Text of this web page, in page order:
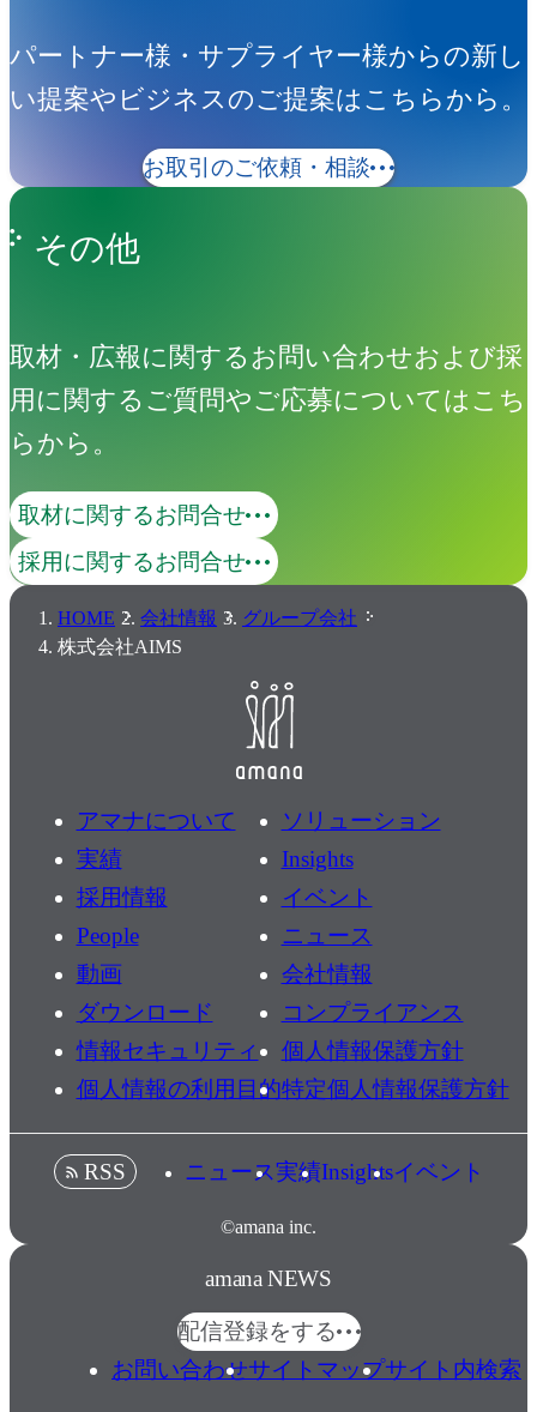
パートナー様・サプライヤー様からの新し
い提案やビジネスのご提案はこちらから。
お取引のご依頼・相談
その他
取材・広報に関するお問い合わせおよび採
用に関するご質問やご応募についてはこち
らから。
取材に関するお問合せ
採用に関するお問合せ
HOME 会社情報
グループ会社
株式会社AIMS
アマナについて
ソリューション
実績
Insights
採用情報
イベント
People
ニュース
動画
会社情報
ダウンロード
コンプライアンス
情報セキュリティ
個人情報保護方針
個人情報の利用目的特定個人情報保護方針
©amana inc.
RSS ニュース実績Insightsイベント
amana NEWS
配信登録をする
お問い合わせサイトマップサイト内検索